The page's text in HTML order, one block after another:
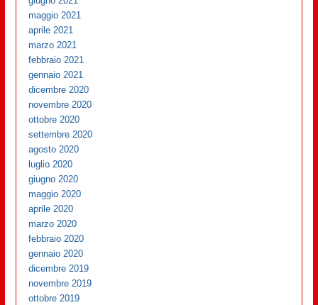
maggio 2021
aprile 2021
marzo 2021
febbraio 2021
gennaio 2021
dicembre 2020
novembre 2020
ottobre 2020
settembre 2020
agosto 2020
luglio 2020
giugno 2020
maggio 2020
aprile 2020
marzo 2020
febbraio 2020
gennaio 2020
dicembre 2019
novembre 2019
ottobre 2019